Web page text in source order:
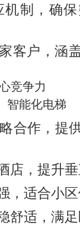
制，确保
客户，涵
竞争力
智能化电梯
合作，提
店，提升
，适合小
舒适，满